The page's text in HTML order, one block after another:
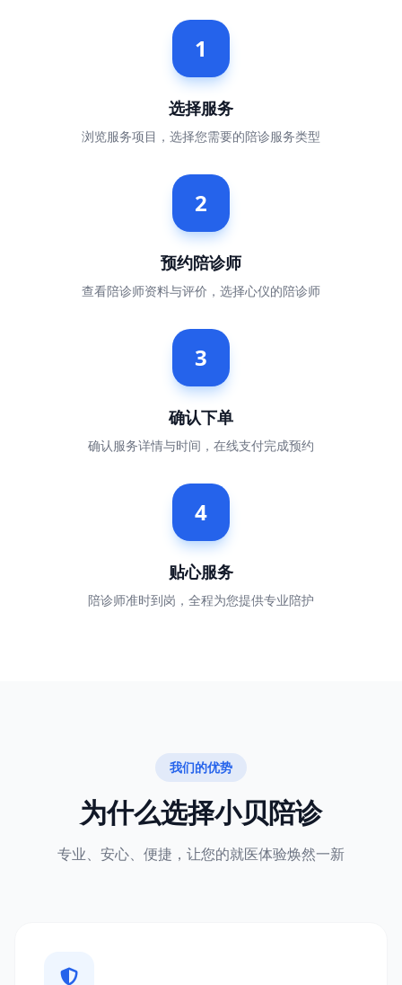
1
选择服务
浏览服务项目，选择您需要的陪诊服务类型
2
预约陪诊师
查看陪诊师资料与评价，选择心仪的陪诊师
3
确认下单
确认服务详情与时间，在线支付完成预约
4
贴心服务
陪诊师准时到岗，全程为您提供专业陪护
我们的优势
为什么选择小贝陪诊
专业、安心、便捷，让您的就医体验焕然一新